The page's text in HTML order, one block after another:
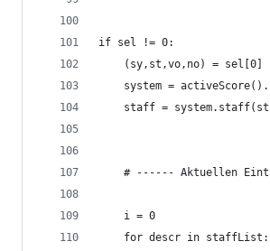
if sel != 0:
    (sy,st,vo,no) = sel[0]
system =
staff =
# ------ Aktuellen
    i = 0
    for descr in staffList: